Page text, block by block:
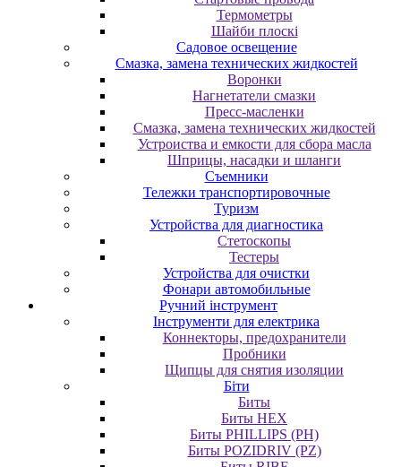
Термометры
Шайби плоскі
Садовое освещение
Смазка, замена технических жидкостей
Воронки
Нагнетатели смазки
Пресс-масленки
Смазка, замена технических жидкостей
Устроиства и емкости для сбора масла
Шприцы, насадки и шланги
Съемники
Тележки транспортировочные
Туризм
Устройства для диагностика
Стетоскопы
Тестеры
Устройства для очистки
Фонари автомобильные
Ручний інструмент
Інструменти для електрика
Коннекторы, предохранители
Пробники
Щипцы для снятия изоляции
Біти
Биты
Биты HEX
Биты PHILLIPS (PH)
Биты POZIDRIV (PZ)